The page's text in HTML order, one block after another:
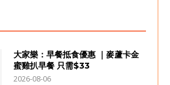
大家樂：早餐抵食優惠 ｜麥蘆卡金
蜜雞扒早餐 只需$33
2026-08-06